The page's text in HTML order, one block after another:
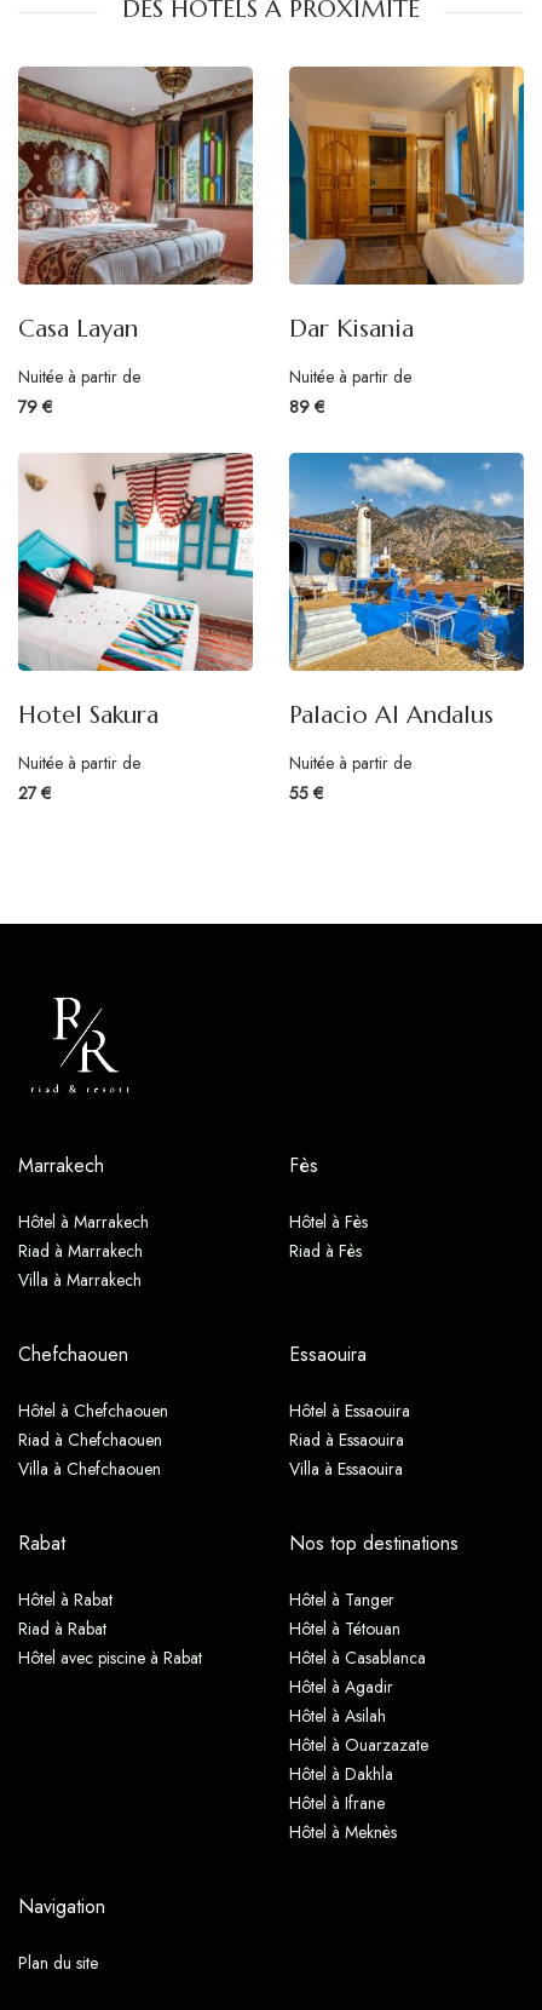
DES HÔTELS À PROXIMITÉ
Casa Layan
Nuitée à partir de
79 €
Dar Kisania
Nuitée à partir de
89 €
Hotel Sakura
Nuitée à partir de
27 €
Palacio Al Andalus
Nuitée à partir de
55 €
Marrakech
Hôtel à Marrakech
Riad à Marrakech
Villa à Marrakech
Fès
Hôtel à Fès
Riad à Fès
Chefchaouen
Hôtel à Chefchaouen
Riad à Chefchaouen
Villa à Chefchaouen
Essaouira
Hôtel à Essaouira
Riad à Essaouira
Villa à Essaouira
Rabat
Hôtel à Rabat
Riad à Rabat
Hôtel avec piscine à Rabat
Nos top destinations
Hôtel à Tanger
Hôtel à Tétouan
Hôtel à Casablanca
Hôtel à Agadir
Hôtel à Asilah
Hôtel à Ouarzazate
Hôtel à Dakhla
Hôtel à Ifrane
Hôtel à Meknès
Navigation
Plan du site